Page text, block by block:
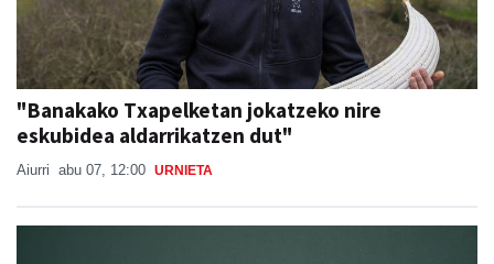
"Banakako Txapelketan jokatzeko nire
eskubidea aldarrikatzen dut"
Aiurri abu 07, 12:00 URNIETA